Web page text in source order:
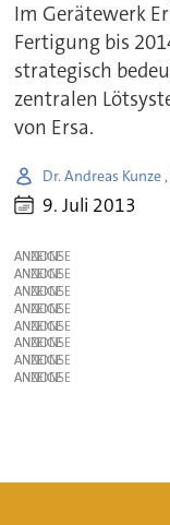
Im Gerätewerk
Fertigung bis
strategisch
zentralen
von Ersa.
Dr. Andreas Kunze
9. Juli 2013
ANZEIGE
ANZEIGE
ANZEIGE
ANZEIGE
ANZEIGE
ANZEIGE
ANZEIGE
ANZEIGE